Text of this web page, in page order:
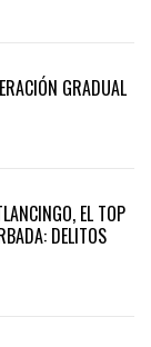
GRADUAL
EL TOP
DELITOS